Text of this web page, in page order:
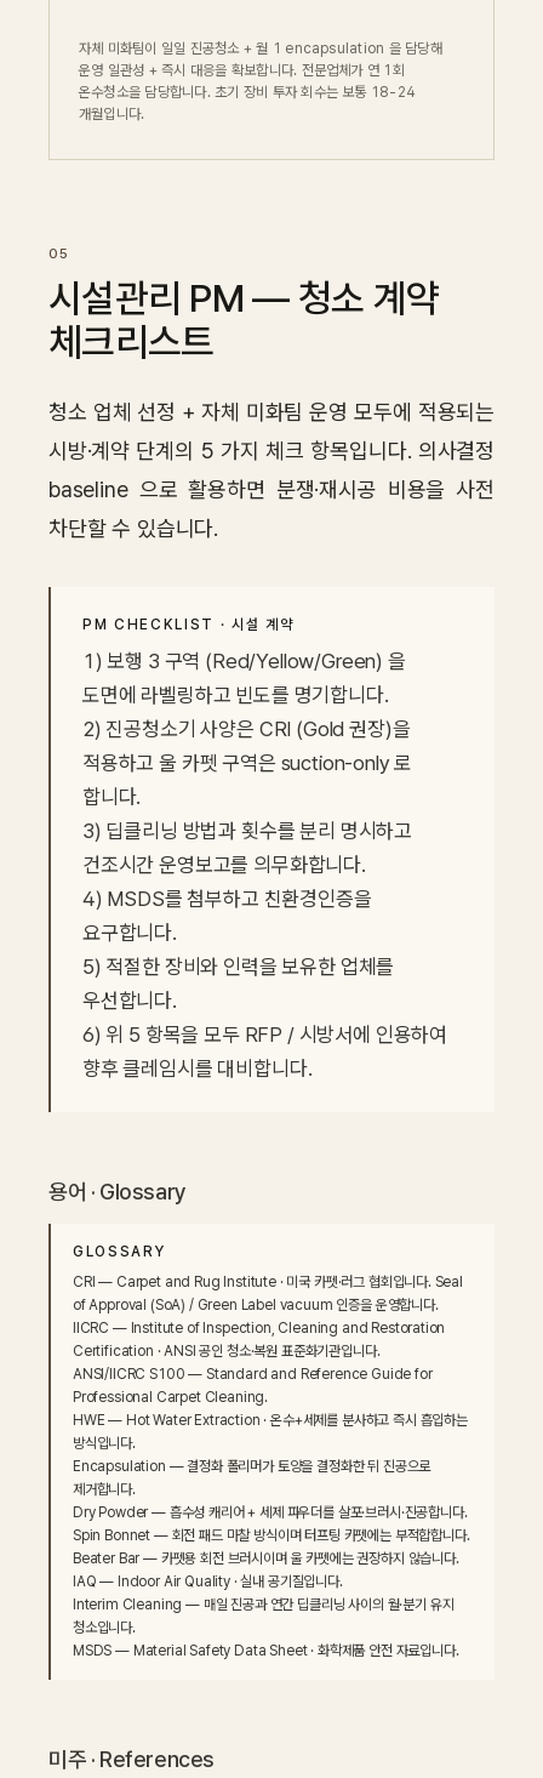
자체 미화팀이 일일 진공청소 + 월 1 encapsulation 을 담당해
운영 일관성 + 즉시 대응을 확보합니다. 전문업체가 연 1회
온수청소을 담당합니다. 초기 장비 투자 회수는 보통 18-24
개월입니다.
시설관리 PM — 청소 계약
체크리스트
청소 업체 선정 + 자체 미화팀 운영 모두에 적용되는
시방·계약 단계의 5 가지 체크 항목입니다. 의사결정
baseline 으로 활용하면 분쟁·재시공 비용을 사전
차단할 수 있습니다.
PM CHECKLIST · 시설 계약
1) 보행 3 구역 (Red/Yellow/Green) 을
도면에 라벨링하고 빈도를 명기합니다.
2) 진공청소기 사양은 CRI (Gold 권장)을
적용하고 울 카펫 구역은 suction-only 로
합니다.
3) 딥클리닝 방법과 횟수를 분리 명시하고
건조시간 운영보고를 의무화합니다.
4) MSDS를 첨부하고 친환경인증을
요구합니다.
5) 적절한 장비와 인력을 보유한 업체를
우선합니다.
6) 위 5 항목을 모두 RFP / 시방서에 인용하여
향후 클레임시를 대비합니다.
용어 · Glossary
GLOSSARY
CRI — Carpet and Rug Institute · 미국 카펫·러그 협회입니다. Seal
of Approval (SoA) / Green Label vacuum 인증을 운영합니다.
IICRC — Institute of Inspection, Cleaning and Restoration
Certification · ANSI 공인 청소·복원 표준화기관입니다.
ANSI/IICRC S100 — Standard and Reference Guide for
Professional Carpet Cleaning.
HWE — Hot Water Extraction · 온수+세제를 분사하고 즉시 흡입하는
방식입니다.
Encapsulation — 결정화 폴리머가 토양을 결정화한 뒤 진공으로
제거합니다.
Dry Powder — 흡수성 캐리어 + 세제 파우더를 살포·브러시·진공합니다.
Spin Bonnet — 회전 패드 마찰 방식이며 터프팅 카펫에는 부적합합니다.
Beater Bar — 카펫용 회전 브러시이며 울 카펫에는 권장하지 않습니다.
IAQ — Indoor Air Quality · 실내 공기질입니다.
Interim Cleaning — 매일 진공과 연간 딥클리닝 사이의 월·분기 유지
청소입니다.
MSDS — Material Safety Data Sheet · 화학제품 안전 자료입니다.
미주 · References